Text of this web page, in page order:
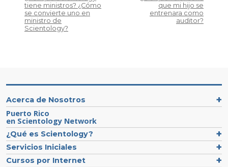
tiene ministros? ¿Cómo
se convierte uno en
ministro de
Scientology?
que mi hijo se
entrenara como
auditor?
Acerca de Nosotros
Puerto Rico
en Scientology Network
¿Qué es Scientology?
Servicios Iniciales
Cursos por Internet